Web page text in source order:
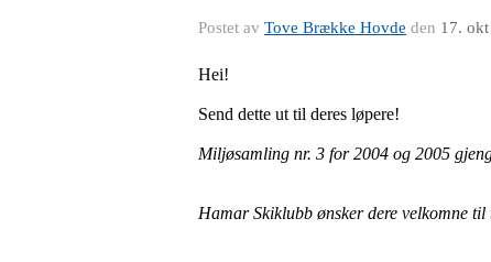
Postet av Tove Brække Hovde den 17.
Hei!
Send dette ut til deres løpere!
Miljøsamling nr. 3 for 2004 og 2005
Hamar Skiklubb ønsker dere velkomne